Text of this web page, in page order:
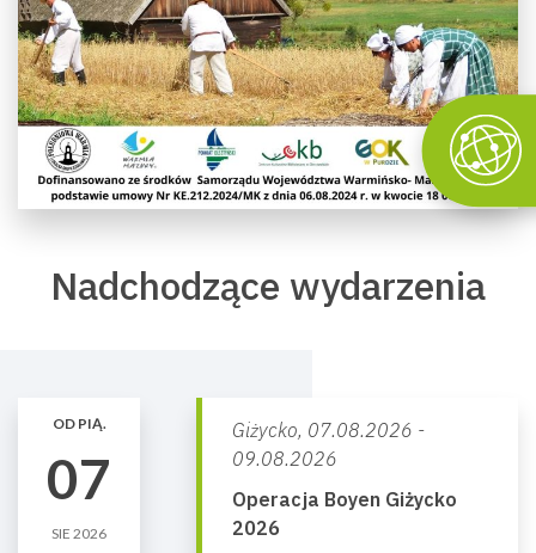
Nadchodzące wydarzenia
OD PIĄ.
07
SIE 2026
Giżycko, 07.08.2026 -
09.08.2026
Operacja Boyen Giżycko
2026